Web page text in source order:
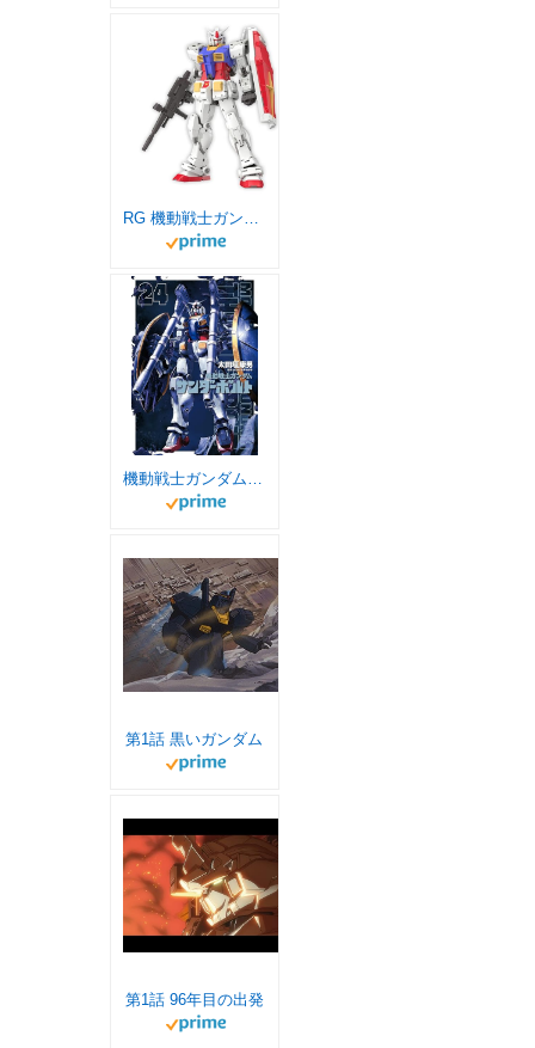
第1話 黒いガンダム
第1話 96年目の出発